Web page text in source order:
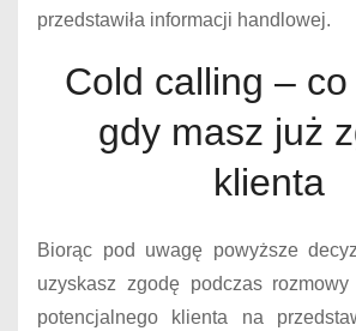
przedstawiła informacji handlowej.
Cold calling –
gdy masz już
klienta
Biorąc pod uwagę powyższe
uzyskasz zgodę podczas
potencjalnego klienta na